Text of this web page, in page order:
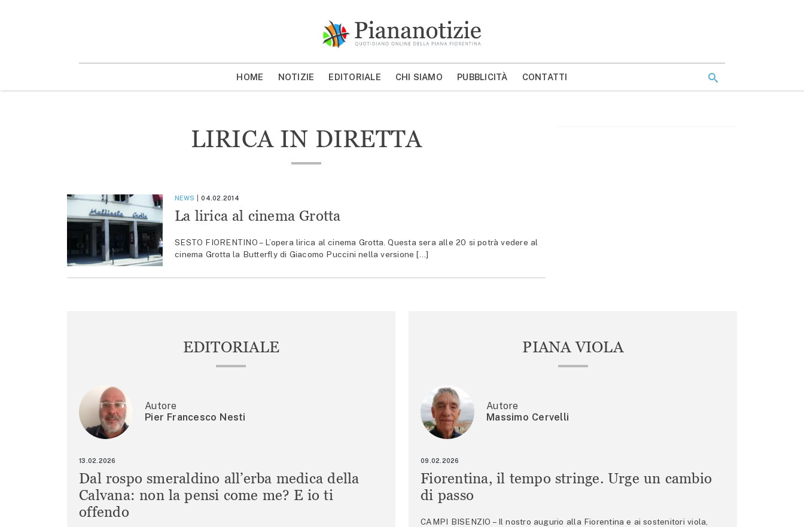
MOSTRA/NASCONDI CERCA
HOME NOTIZIE EDITORIALE CHI SIAMO PUBBLICITÀ CONTATTI
LIRICA IN DIRETTA
NEWS 04.02.2014
La lirica al cinema Grotta
SESTO FIORENTINO – L’opera lirica al cinema Grotta. Questa sera alle 20 si potrà vedere al
cinema Grotta la Butterfly di Giacomo Puccini nella versione […]
EDITORIALE
Autore
Pier Francesco Nesti
13.02.2026
Dal rospo smeraldino all’erba medica della
Calvana: non la pensi come me? E io ti
offendo
PIANA VIOLA
Autore
Massimo Cervelli
09.02.2026
Fiorentina, il tempo stringe. Urge un cambio
di passo
CAMPI BISENZIO – Il nostro augurio alla Fiorentina e ai sostenitori viola,